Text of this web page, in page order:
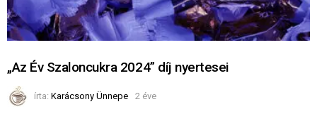
„Az Év Szaloncukra 2024” díj nyertesei
írta: Karácsony Ünnepe 2 éve